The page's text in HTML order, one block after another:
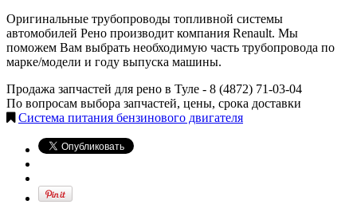
Оригинальные трубопроводы топливной системы
автомобилей Рено производит компания Renault. Мы
поможем Вам выбрать необходимую часть трубопровода по
марке/модели и году выпуска машины.
Продажа запчастей для рено в Туле - 8 (4872) 71-03-04
По вопросам выбора запчастей, цены, срока доставки
Система питания бензинового двигателя